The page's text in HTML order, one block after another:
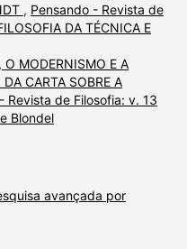
, Pensando - Revista de
DA TÉCNICA E
O MODERNISMO E A
CARTA SOBRE A
Revista de Filosofia: v. 13
Blondel
avançada por